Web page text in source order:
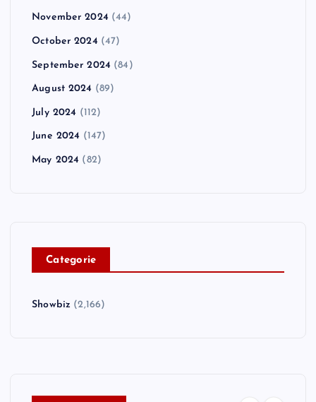
November 2024 (44)
October 2024 (47)
September 2024 (84)
August 2024 (89)
July 2024 (112)
June 2024 (147)
May 2024 (82)
Categorie
Showbiz (2,166)